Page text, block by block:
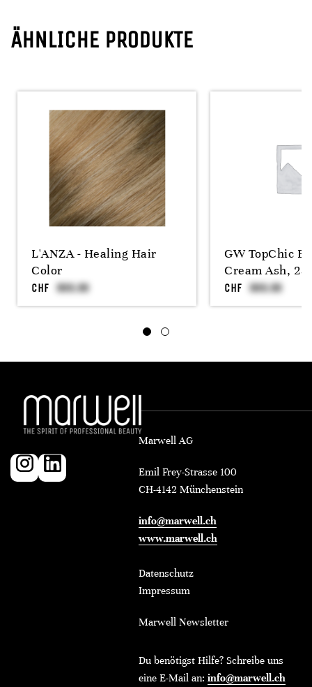
ÄHNLICHE PRODUKTE
L'ANZA - Healing Hair
Color
CHF
GW TopChic
Cream Ash,
CHF
Marwell AG
Emil Frey-Strasse 100
CH-4142 Münchenstein
info@marwell.ch
www.marwell.ch
Datenschutz
Impressum
Marwell Newsletter
Du benötigst Hilfe? Schreibe uns
eine E-Mail an: info@marwell.ch